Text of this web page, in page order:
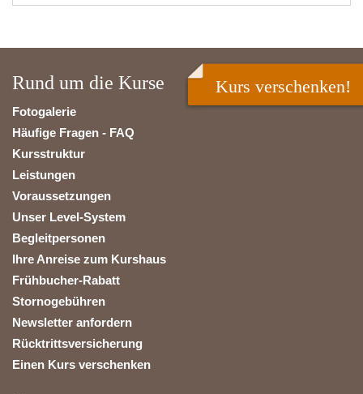
Rund um die Kurse
Fotogalerie
Häufige Fragen - FAQ
Kursstruktur
Leistungen
Voraussetzungen
Unser Level-System
Begleitpersonen
Ihre Anreise zum Kurshaus
Frühbucher-Rabatt
Stornogebühren
Newsletter anfordern
Rücktrittsversicherung
Einen Kurs verschenken
Kurs verschenken!